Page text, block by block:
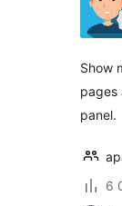
Show
pages
panel.
6